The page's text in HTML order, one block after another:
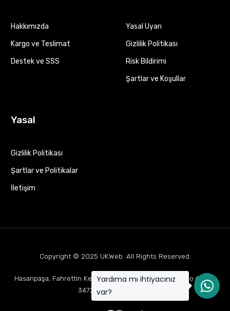
Hakkımızda
Kargo ve Teslimat
Destek ve SSS
Yasal Uyarı
Gizlilik Politikası
Risk Bildirimi
Şartlar ve Koşullar
Yasal
Gizlilik Politikası
Şartlar ve Politikalar
İletişim
Copyright © 2025 UKWeb. All Rights Reserved.
Hasanpaşa, Fahrettin Kerim Gökay Cd Mukaddes Apt No:63 D:1,
34722 Kadıköy/İstanbul
Yardıma mı ihtiyacınız
var?